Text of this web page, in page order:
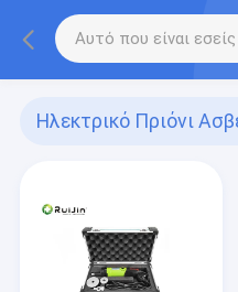
Ηλεκτρικό Πριόνι